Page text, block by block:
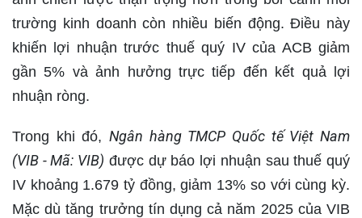
trường kinh doanh còn nhiều biến động. Điều này
khiến lợi nhuận trước thuế quý IV của ACB giảm
gần 5% và ảnh hưởng trực tiếp đến kết quả lợi
nhuận ròng.
Trong khi đó, Ngân hàng TMCP Quốc tế Việt Nam
(VIB - Mã: VIB) được dự báo lợi nhuận sau thuế quý
IV khoảng 1.679 tỷ đồng, giảm 13% so với cùng kỳ.
Mặc dù tăng trưởng tín dụng cả năm 2025 của VIB